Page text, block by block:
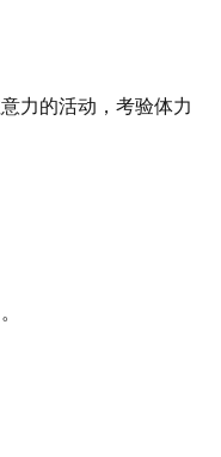
力的活动，考验体力